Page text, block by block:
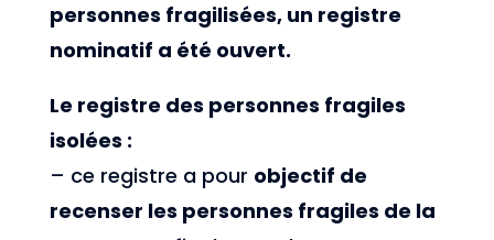
personnes fragilisées, un registre
nominatif a été ouvert.
Le registre des personnes fragiles
isolées :
– ce registre a pour objectif de
recenser les personnes fragiles de la